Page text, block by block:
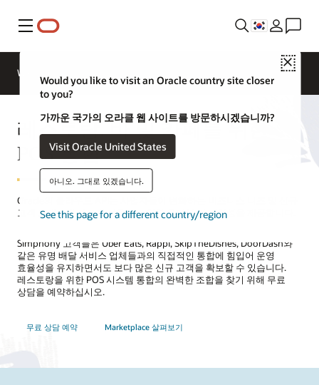
메뉴
Close
Would you like to visit an Oracle country site closer
to you?
가까운 국가의 오라클 웹 사이트를 방문하시겠습니까?
Visit Oracle United States
아니오. 그대로 있겠습니다.
See this page for a different country/region
Webinars
레스토랑, 바 및 카페를 위한
POS 통합
Oracle의 클라우드 API는 사업자들이 변화하는 비즈니스 니즈 및 신규
고객 트렌드에 빠르게 적응하기 위한 유연성 및 민첩성을 제공합니다.
Simphony 고객들은 Uber Eats, Rappi, SkipTheDishes, DoorDash와
같은 유명 배달 서비스 업체들과의 직접적인 통합에 힘입어 운영
효율성을 유지하면서도 보다 많은 신규 고객을 확보할 수 있습니다.
레스토랑을 위한 POS 시스템 통합의 완벽한 조합을 찾기 위해 무료
상담을 예약하십시오.
무료 상담 예약 Marketplace 살펴보기